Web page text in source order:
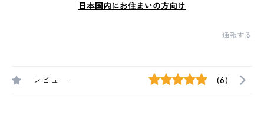
日本国内にお住まいの方向け
通報する
レビュー (6)